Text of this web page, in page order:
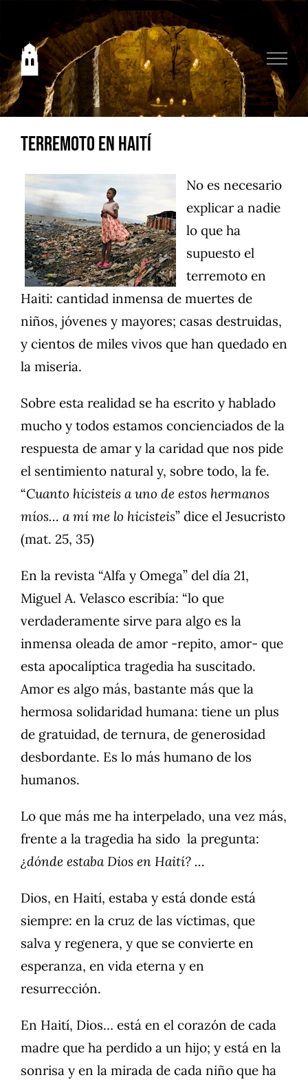
contenido
Terremoto en Haití
No es necesario
explicar a nadie
lo que ha
supuesto el
terremoto en
Haiti: cantidad inmensa de muertes de
niños, jóvenes y mayores; casas destruidas,
y cientos de miles vivos que han quedado en
la miseria.
Sobre esta realidad se ha escrito y hablado
mucho y todos estamos concienciados de la
respuesta de amar y la caridad que nos pide
el sentimiento natural y, sobre todo, la fe.
“Cuanto hicisteis a uno de estos hermanos
míos… a mí me lo hicisteis” dice el Jesucristo
(mat. 25, 35)
En la revista “Alfa y Omega” del día 21,
Miguel A. Velasco escribía: “lo que
verdaderamente sirve para algo es la
inmensa oleada de amor -repito, amor- que
esta apocalíptica tragedia ha suscitado.
Amor es algo más, bastante más que la
hermosa solidaridad humana: tiene un plus
de gratuidad, de ternura, de generosidad
desbordante. Es lo más humano de los
humanos.
Lo que más me ha interpelado, una vez más,
frente a la tragedia ha sido la pregunta:
¿dónde estaba Dios en Haití? …
Dios, en Haití, estaba y está donde está
siempre: en la cruz de las víctimas, que
salva y regenera, y que se convierte en
esperanza, en vida eterna y en
resurrección.
En Haití, Dios… está en el corazón de cada
madre que ha perdido a un hijo; y está en la
sonrisa y en la mirada de cada niño que ha